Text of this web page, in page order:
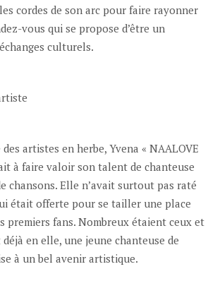
cordes de son arc pour faire rayonner
vous qui se propose d’être un
culturels.
artistes en herbe, Yvena « NAALOVE
à faire valoir son talent de chanteuse
chansons. Elle n’avait surtout pas raté
était offerte pour se tailler une place
premiers fans. Nombreux étaient ceux et
en elle, une jeune chanteuse de
à un bel avenir artistique.